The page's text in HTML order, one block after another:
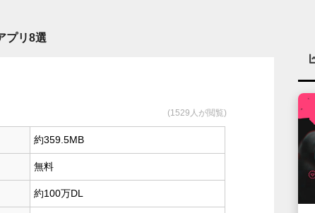
プリ8選
(1529人が閲覧)
約359.5MB
無料
約100万DL